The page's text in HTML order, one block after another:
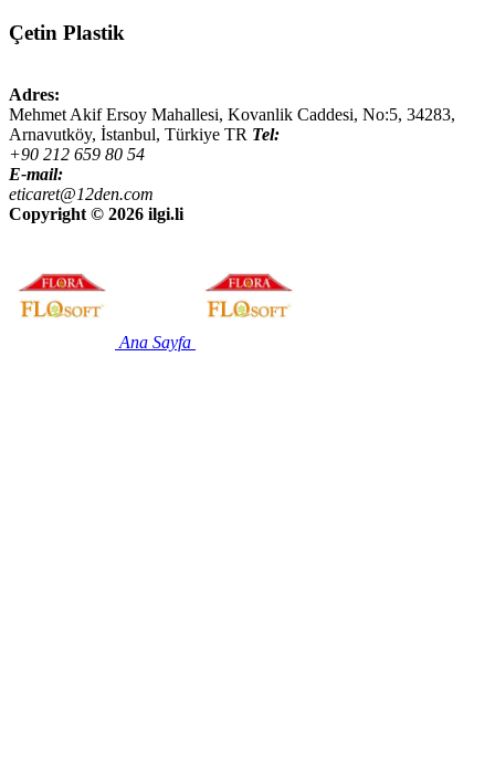
Çetin Plastik
Adres:
Mehmet Akif Ersoy Mahallesi, Kovanlik Caddesi, No:5, 34283,
Arnavutköy, İstanbul, Türkiye TR Tel:
+90 212 659 80 54
E-mail:
eticaret@12den.com
Copyright © 2026 ilgi.li
Ana Sayfa